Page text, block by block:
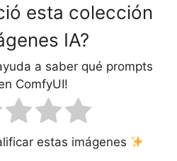
esta colección
IA?
a saber qué prompts
ComfyUI!
estas imágenes